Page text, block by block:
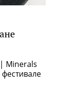
Minerals